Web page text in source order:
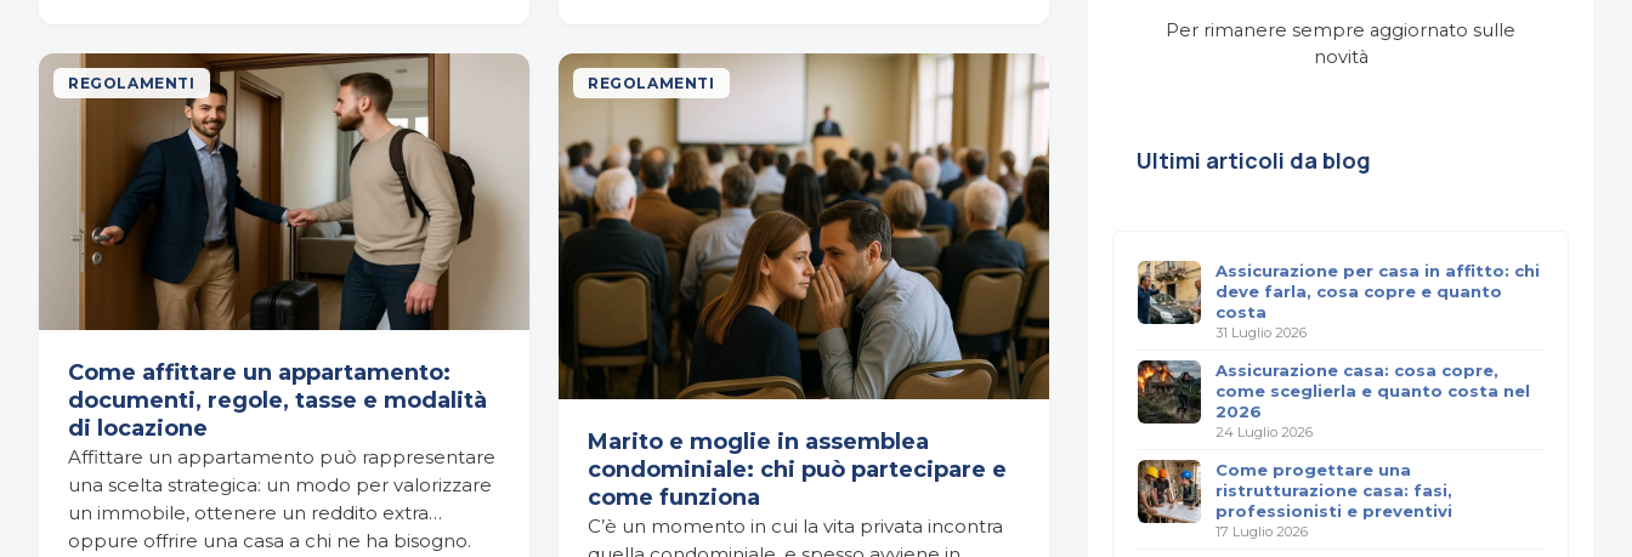
REGOLAMENTI
Come affittare un appartamento:
documenti, regole, tasse e modalità
di locazione
Affittare un appartamento può rappresentare
una scelta strategica: un modo per valorizzare
un immobile, ottenere un reddito extra
oppure offrire una casa a chi ne ha bisogno.
REGOLAMENTI
Marito e moglie in assemblea
condominiale: chi può partecipare e
come funziona
C’è un momento in cui la vita privata incontra
Per rimanere sempre aggiornato sulle
novità
Ultimi articoli da blog
Assicurazione per casa in affitto: chi
deve farla, cosa copre e quanto
costa
31 Luglio 2026
Assicurazione casa: cosa copre,
come sceglierla e quanto costa nel
2026
24 Luglio 2026
Come progettare una
ristrutturazione casa: fasi,
professionisti e preventivi
17 Luglio 2026